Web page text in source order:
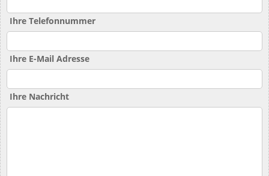
Ihre Telefonnummer
Ihre E-Mail Adresse
Ihre Nachricht